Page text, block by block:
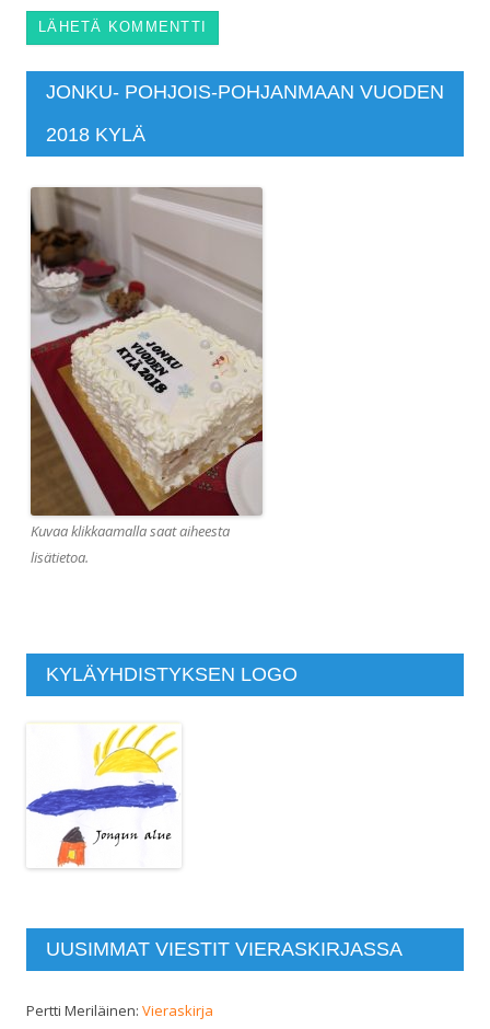
JONKU- POHJOIS-POHJANMAAN VUODEN
2018 KYLÄ
Kuvaa klikkaamalla saat aiheesta
lisätietoa.
KYLÄYHDISTYKSEN LOGO
UUSIMMAT VIESTIT VIERASKIRJASSA
Pertti Meriläinen: Vieraskirja